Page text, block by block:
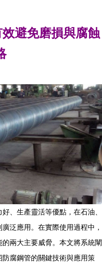
避免磨損與腐蝕
、生產靈活等優點，在石油、
泛應用。在實際使用過程中，
兩大主要威脅。本文將系統闡
腐鋼管的關鍵技術與應用策